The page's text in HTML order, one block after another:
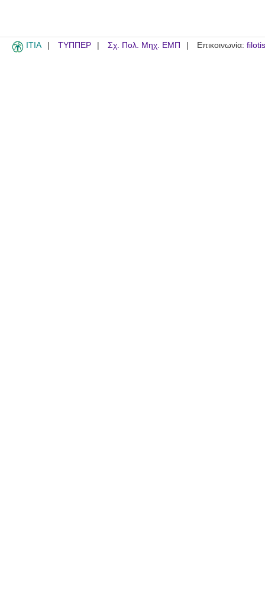
ITIA ΤΥΠΠΕΡ Σχ. Πολ. Μηχ. ΕΜΠ Επικοινωνία: